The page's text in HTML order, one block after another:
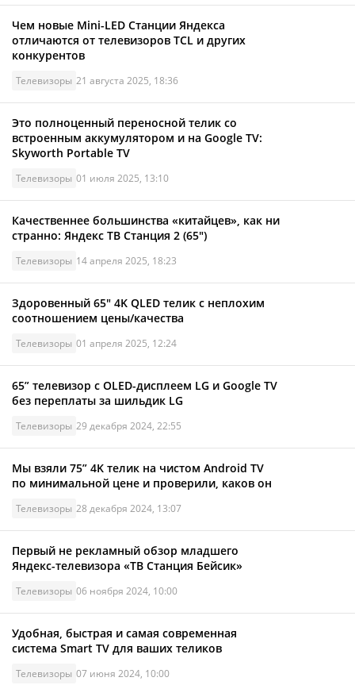
Чем новые Mini-LED Станции Яндекса
отличаются от телевизоров TCL и других
конкурентов
Телевизоры 21 августа 2025, 18:36
Это полноценный переносной телик со
встроенным аккумулятором и на Google TV:
Skyworth Portable TV
Телевизоры 01 июля 2025, 13:10
Качественнее большинства «китайцев», как ни
странно: Яндекс ТВ Станция 2 (65")
Телевизоры 14 апреля 2025, 18:23
Здоровенный 65" 4K QLED телик с неплохим
соотношением цены/качества
Телевизоры 01 апреля 2025, 12:24
65” телевизор с OLED-дисплеем LG и Google TV
без переплаты за шильдик LG
Телевизоры 29 декабря 2024, 22:55
Мы взяли 75” 4K телик на чистом Android TV
по минимальной цене и проверили, каков он
Телевизоры 28 декабря 2024, 13:07
Первый не рекламный обзор младшего
Яндекс-телевизора «ТВ Станция Бейсик»
Телевизоры 06 ноября 2024, 10:00
Удобная, быстрая и самая современная
система Smart TV для ваших теликов
Телевизоры 07 июня 2024, 10:00